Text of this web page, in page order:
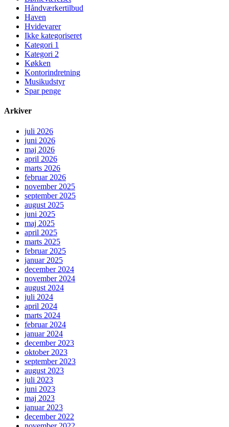
Håndværkertilbud
Haven
Hvidevarer
Ikke kategoriseret
Kategori 1
Kategori 2
Køkken
Kontorindretning
Musikudstyr
Spar penge
Arkiver
juli 2026
juni 2026
maj 2026
april 2026
marts 2026
februar 2026
november 2025
september 2025
august 2025
juni 2025
maj 2025
april 2025
marts 2025
februar 2025
januar 2025
december 2024
november 2024
august 2024
juli 2024
april 2024
marts 2024
februar 2024
januar 2024
december 2023
oktober 2023
september 2023
august 2023
juli 2023
juni 2023
maj 2023
januar 2023
december 2022